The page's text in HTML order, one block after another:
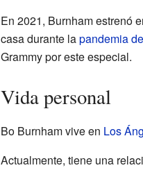
En 2021, Burnham estrenó
casa durante lapandemia
Grammy por este especial.
Vida personal
Bo Burnham vive en Los
Actualmente, tiene una